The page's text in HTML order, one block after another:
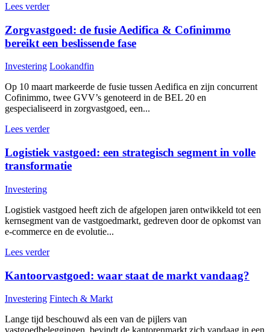
Lees verder
Zorgvastgoed: de fusie Aedifica & Cofinimmo
bereikt een beslissende fase
Investering Lookandfin
Op 10 maart markeerde de fusie tussen Aedifica en zijn concurrent
Cofinimmo, twee GVV’s genoteerd in de BEL 20 en
gespecialiseerd in zorgvastgoed, een...
Lees verder
Logistiek vastgoed: een strategisch segment in volle
transformatie
Investering
Logistiek vastgoed heeft zich de afgelopen jaren ontwikkeld tot een
kernsegment van de vastgoedmarkt, gedreven door de opkomst van
e-commerce en de evolutie...
Lees verder
Kantoorvastgoed: waar staat de markt vandaag?
Investering Fintech & Markt
Lange tijd beschouwd als een van de pijlers van